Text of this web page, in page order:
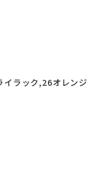
ラック,26オレンジ